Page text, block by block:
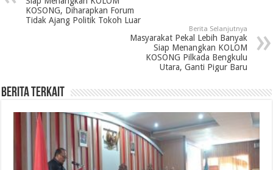
KOSONG, Diharapkan Forum
Tidak Ajang Politik Tokoh Luar
Berita Selanjutnya
Masyarakat Pekal Lebih Banyak
Siap Menangkan KOLOM
KOSONG Pilkada Bengkulu
Utara, Ganti Pigur Baru
Berita Terkait